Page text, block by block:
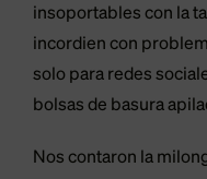
insoportables con la
incordien con
solo para redes
bolsas de basura
Nos contaron la